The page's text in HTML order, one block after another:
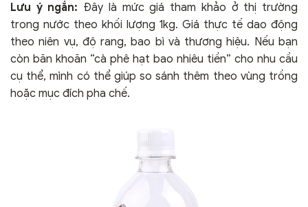
Lưu ý ngắn: Đây là mức giá tham khảo ở thị trường
trong nước theo khối lượng 1kg. Giá thực tế dao động
theo niên vụ, độ rang, bao bì và thương hiệu. Nếu bạn
còn băn khoăn “cà phê hạt bao nhiêu tiền” cho nhu cầu
cụ thể, mình có thể giúp so sánh thêm theo vùng trồng
hoặc mục đích pha chế.